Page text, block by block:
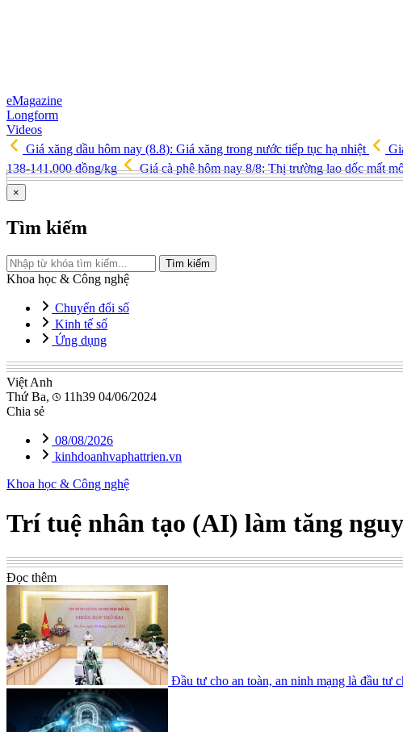
eMagazine
Longform
Videos
Giá xăng dầu hôm nay (8.8): Giá xăng trong nước tiếp tục hạ nhiệt
138-141.000 đồng/kg
Giá cà phê hôm nay 8/8: Thị trường lao dốc mất
×
Tìm kiếm
Tìm kiếm
Khoa học & Công nghệ
Chuyển đổi số
Kinh tế số
Ứng dụng
Việt Anh
Thứ Ba,
11h39 04/06/2024
Chia sẻ
08/08/2026
kinhdoanhvaphattrien.vn
Khoa học & Công nghệ
Trí tuệ nhân tạo (AI) làm tăng
Đọc thêm
Đầu tư cho an toàn, an ninh mạng là đầu tư